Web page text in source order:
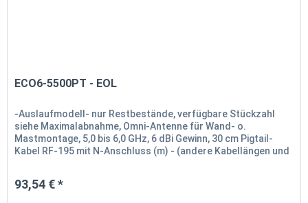
ECO6-5500PT - EOL
-Auslaufmodell- nur Restbestände, verfügbare Stückzahl
siehe Maximalabnahme, Omni-Antenne für Wand- o.
Mastmontage, 5,0 bis 6,0 GHz, 6 dBi Gewinn, 30 cm Pigtail-
Kabel RF-195 mit N-Anschluss (m) - (andere Kabellängen und
93,54 € *